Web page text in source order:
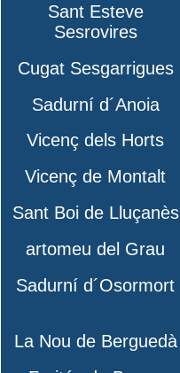
Sant Esteve
Sesrovires
Cugat Sesgarrigues
Sadurní d´Anoia
Vicenç dels Horts
Vicenç de Montalt
Sant Boi de Lluçanès
artomeu del Grau
Sadurní d´Osormort
La Nou de Berguedà